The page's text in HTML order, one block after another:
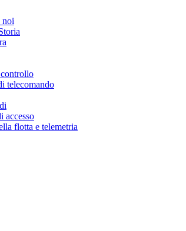
noi
telecomando
accesso
flotta e telemetria